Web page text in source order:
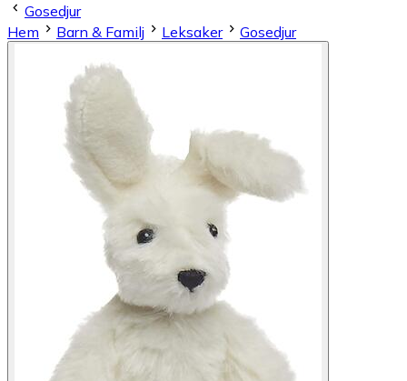
Gosedjur
Hem
Barn & Familj Leksaker Gosedjur